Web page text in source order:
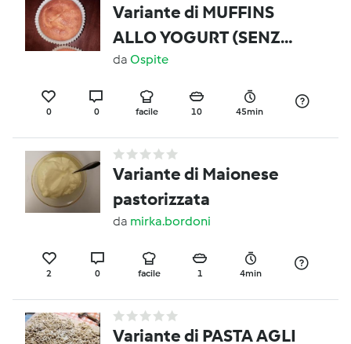
Variante di MUFFINS
ALLO YOGURT (SENZA
GLUTINE)
da Ospite
0 0 facile 10 45min
Variante di Maionese
pastorizzata
da mirka.bordoni
2 0 facile 1 4min
Variante di PASTA AGLI